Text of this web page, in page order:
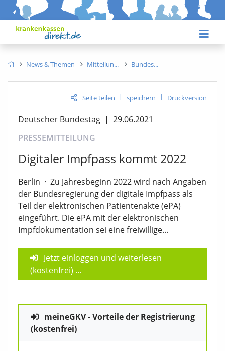
News & Themen Mitteilun Bundes
Seite teilen | speichern | Druckversion
Deutscher Bundestag | 29.06.2021
PRESSEMITTEILUNG
Digitaler Impfpass kommt 2022
Berlin · Zu Jahresbeginn 2022 wird nach Angaben
der Bundesregierung der digitale Impfpass als
Teil der elektronischen Patientenakte (ePA)
eingeführt. Die ePA mit der elektronischen
Impfdokumentation sei eine freiwillige...
Jetzt einloggen und weiterlesen
(kostenfrei) ...
meineGKV - Vorteile der Registrierung
(kostenfrei)